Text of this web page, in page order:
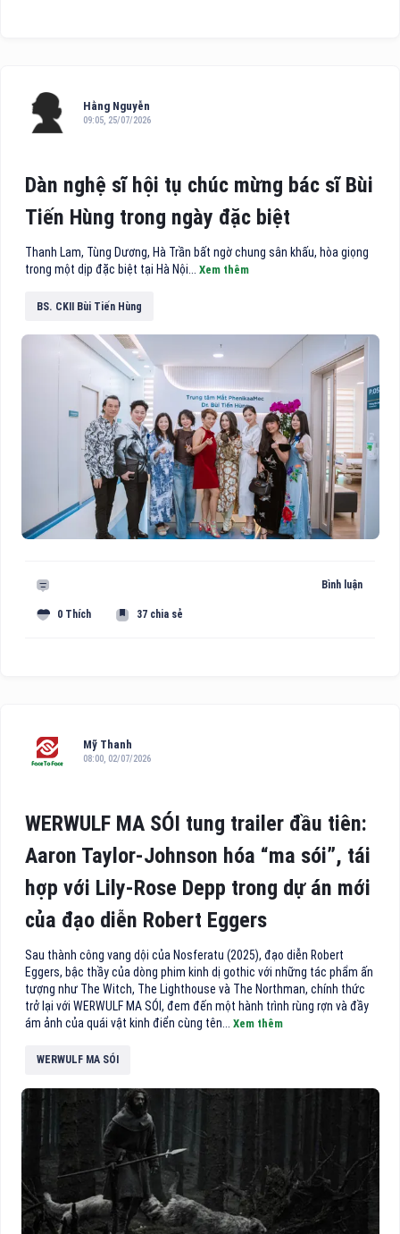
Hằng Nguyễn
09:05, 25/07/2026
Dàn nghệ sĩ hội tụ chúc mừng bác sĩ Bùi
Tiến Hùng trong ngày đặc biệt
Thanh Lam, Tùng Dương, Hà Trần bất ngờ chung sân khấu, hòa giọng
trong một dịp đặc biệt tại Hà Nội... Xem thêm
BS. CKII Bùi Tiến Hùng
Bình luận
0 Thích 37 chia sẻ
Mỹ Thanh
08:00, 02/07/2026
WERWULF MA SÓI tung trailer đầu tiên:
Aaron Taylor-Johnson hóa “ma sói”, tái
hợp với Lily-Rose Depp trong dự án mới
của đạo diễn Robert Eggers
Sau thành công vang dội của Nosferatu (2025), đạo diễn Robert
Eggers, bậc thầy của dòng phim kinh dị gothic với những tác phẩm ấn
tượng như The Witch, The Lighthouse và The Northman, chính thức
trở lại với WERWULF MA SÓI, đem đến một hành trình rùng rợn và đầy
ám ảnh của quái vật kinh điển cùng tên... Xem thêm
WERWULF MA SÓI